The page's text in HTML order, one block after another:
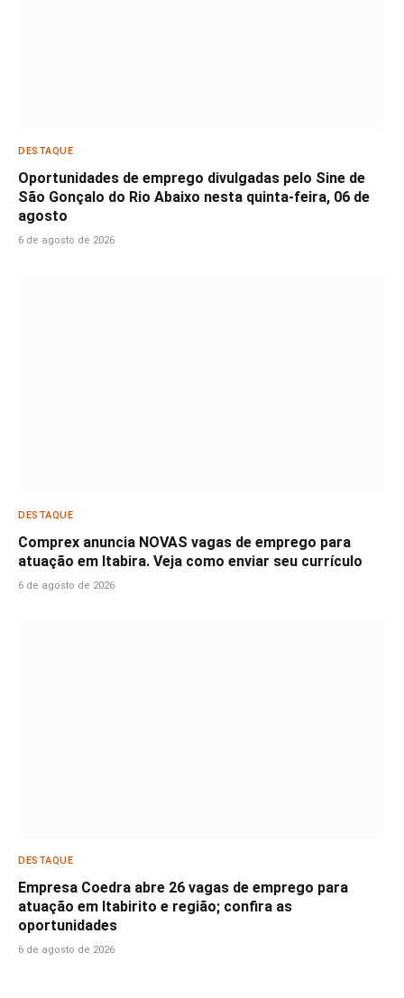
DESTAQUE
Oportunidades de emprego divulgadas pelo Sine de
São Gonçalo do Rio Abaixo nesta quinta-feira, 06 de
agosto
6 de agosto de 2026
DESTAQUE
Comprex anuncia NOVAS vagas de emprego para
atuação em Itabira. Veja como enviar seu currículo
6 de agosto de 2026
DESTAQUE
Empresa Coedra abre 26 vagas de emprego para
atuação em Itabirito e região; confira as
oportunidades
6 de agosto de 2026